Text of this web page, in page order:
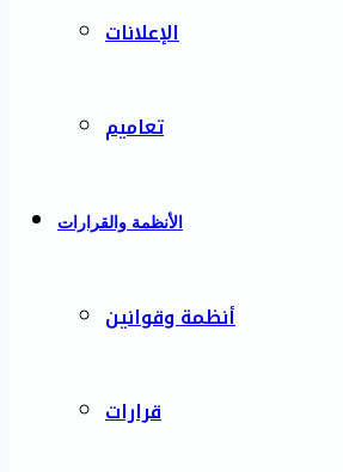
الإعلانات
تعاميم
الأنظمة والقرارات
أنظمة وقوانين
قرارات